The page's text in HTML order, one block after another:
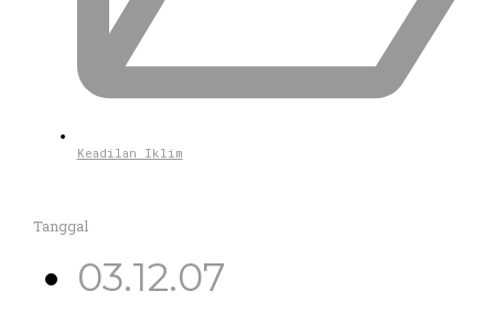
Keadilan Iklim
Tanggal
03.12.07